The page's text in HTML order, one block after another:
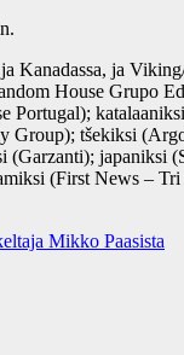
ja
House Grupo
Group); tšekiksi
(First News –
Mikko Paasista